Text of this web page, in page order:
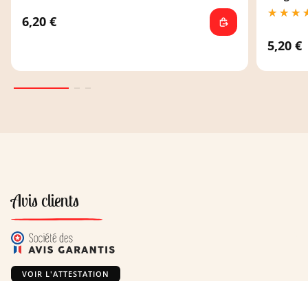
6,20 €
5,20 €
Avis clients
VOIR L'ATTESTATION